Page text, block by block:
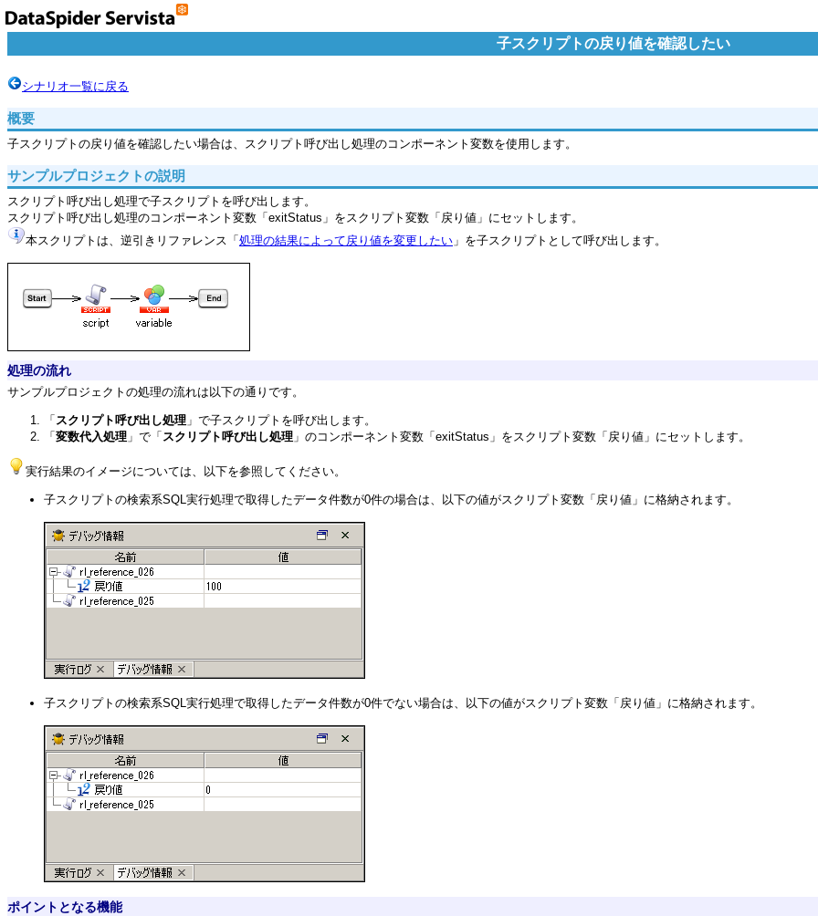
子スクリプトの戻り値を確認したい
シナリオ一覧に戻る
概要
子スクリプトの戻り値を確認したい場合は、スクリプト呼び出し処理のコンポーネント変数を使用します。
サンプルプロジェクトの説明
スクリプト呼び出し処理で子スクリプトを呼び出します。
スクリプト呼び出し処理のコンポーネント変数「exitStatus」をスクリプト変数「戻り値」にセットします。
本スクリプトは、逆引きリファレンス「 処理の結果によって戻り値を変更したい 」を子スクリプトとして呼び出します。
処理の流れ
サンプルプロジェクトの処理の流れは以下の通りです。
「 スクリプト呼び出し処理 」で子スクリプトを呼び出します。
「 変数代入処理 」で「 スクリプト呼び出し処理 」のコンポーネント変数「exitStatus」をスクリプト変数「戻り値」にセットします。
実行結果のイメージについては、以下を参照してください。
子スクリプトの検索系SQL実行処理で取得したデータ件数が0件の場合は、以下の値がスクリプト変数「戻り値」に格納されます。
子スクリプトの検索系SQL実行処理で取得したデータ件数が0件でない場合は、以下の値がスクリプト変数「戻り値」に格納されます。
ポイントとなる機能